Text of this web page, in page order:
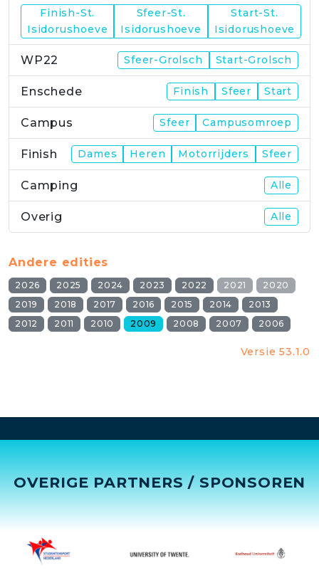
Finish-St.
Isidorushoeve
Sfeer-St.
Isidorushoeve
Start-St.
Isidorushoeve
WP22 Sfeer-Grolsch Start-Grolsch
Enschede Finish Sfeer Start
Campus Sfeer Campusomroep
Finish Dames Heren Motorrijders Sfeer
Camping Alle
Overig Alle
Andere edities
2026 2025 2024 2023 2022 2021
2020
2019
2018 2017 2016 2015 2014
2013
2012
2011 2010 2009 2008 2007 2006
Versie 53.1.0
OVERIGE PARTNERS / SPONSOREN